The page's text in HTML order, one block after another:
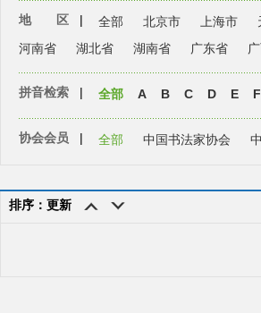
地 区 | 全部 北京市 上海市
河南省
湖北省 湖南省 广东省
拼音检索 | 全部 A B C D E F
协会会员 | 全部 中国书法家协会
排序：更新